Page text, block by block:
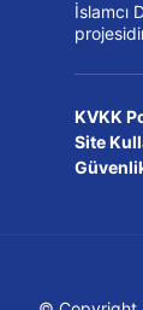
İslamcı
KVKK
Site